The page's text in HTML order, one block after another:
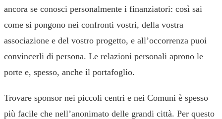
ancora se conosci personalmente i finanziatori: così sai
come si pongono nei confronti vostri, della vostra
associazione e del vostro progetto, e all’occorrenza puoi
convincerli di persona. Le relazioni personali aprono le
porte e, spesso, anche il portafoglio.
Trovare sponsor nei piccoli centri e nei Comuni è spesso
più facile che nell’anonimato delle grandi città. Per questo